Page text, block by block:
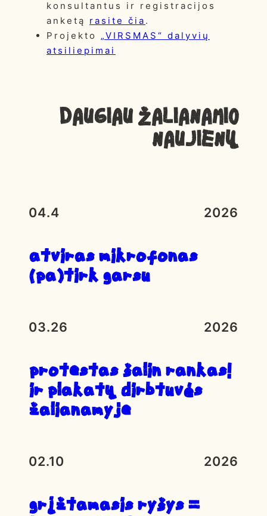
konsultantus ir registracijos
anketą rasite čia .
Projekto „VIRSMAS“ dalyvių
atsiliepimai
Daugiau ŽALIANAMIO
NAUJIENŲ
04.4 2026
atviras mikrofonas
(pa)tirk garsu
03.26 2026
Protestas ŠALIN RANKAS!
ir plakatų dirbtuvės
Žalianamyje
02.10 2026
Grįžtamasis ryšys =